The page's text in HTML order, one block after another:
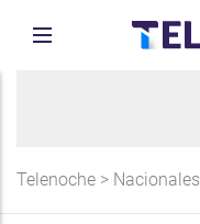
Telenoche > Nacionales